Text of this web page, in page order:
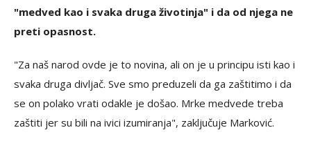
"medved kao i svaka druga životinja" i da od njega ne
preti opasnost.
"Za naš narod ovde je to novina, ali on je u principu isti kao i
svaka druga divljač. Sve smo preduzeli da ga zaštitimo i da
se on polako vrati odakle je došao. Mrke medvede treba
zaštiti jer su bili na ivici izumiranja", zaključuje Marković.